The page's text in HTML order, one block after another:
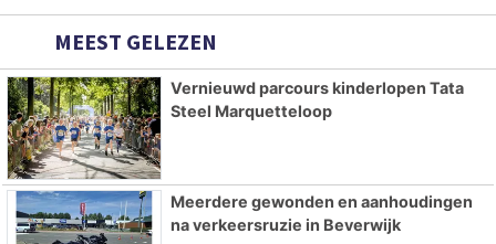
MEEST GELEZEN
Vernieuwd parcours kinderlopen Tata
Steel Marquetteloop
Meerdere gewonden en aanhoudingen
na verkeersruzie in Beverwijk